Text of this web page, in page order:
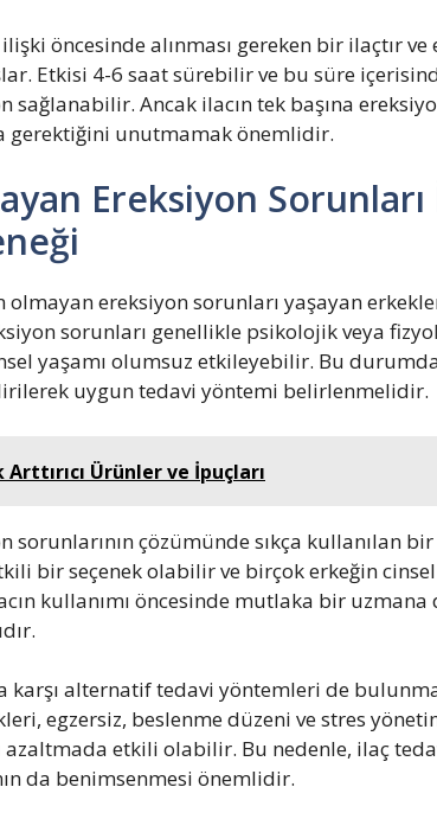
öncesinde alınması gereken bir ilaçtır
Etkisi 4-6 saat sürebilir ve bu süre
Ancak ilacın tek başına
gerektiğini unutmamak önemlidir.
Ereksiyon
olmayan ereksiyon sorunları yaşayan
sorunları genellikle psikolojik veya
yaşamı olumsuz etkileyebilir. Bu
uygun tedavi yöntemi belirlenmelidir.
Arttırıcı Ürünler ve İpuçları
sorunlarının çözümünde sıkça kullanılan
bir seçenek olabilir ve birçok erkeğin
kullanımı öncesinde mutlaka bir uzmana
karşı alternatif tedavi yöntemleri de
egzersiz, beslenme düzeni ve stres
azaltmada etkili olabilir. Bu nedenle, ilaç
da benimsenmesi önemlidir.